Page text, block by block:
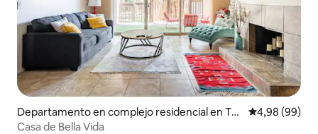
Departamento en complejo residencial en Tuc
son
Calificación
4,98 (99)
Casa de Bella Vida